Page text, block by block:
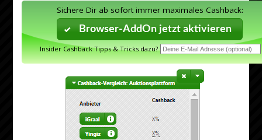
Sichere Dir ab sofort immer maximales Cashback:
Browser-AddOn jetzt aktivieren
Insider Cashback Tipps & Tricks dazu?